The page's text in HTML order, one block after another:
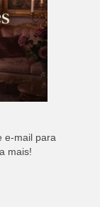
e-mail para
mais!